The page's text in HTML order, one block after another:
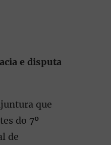
e disputa
que
do 7º
de